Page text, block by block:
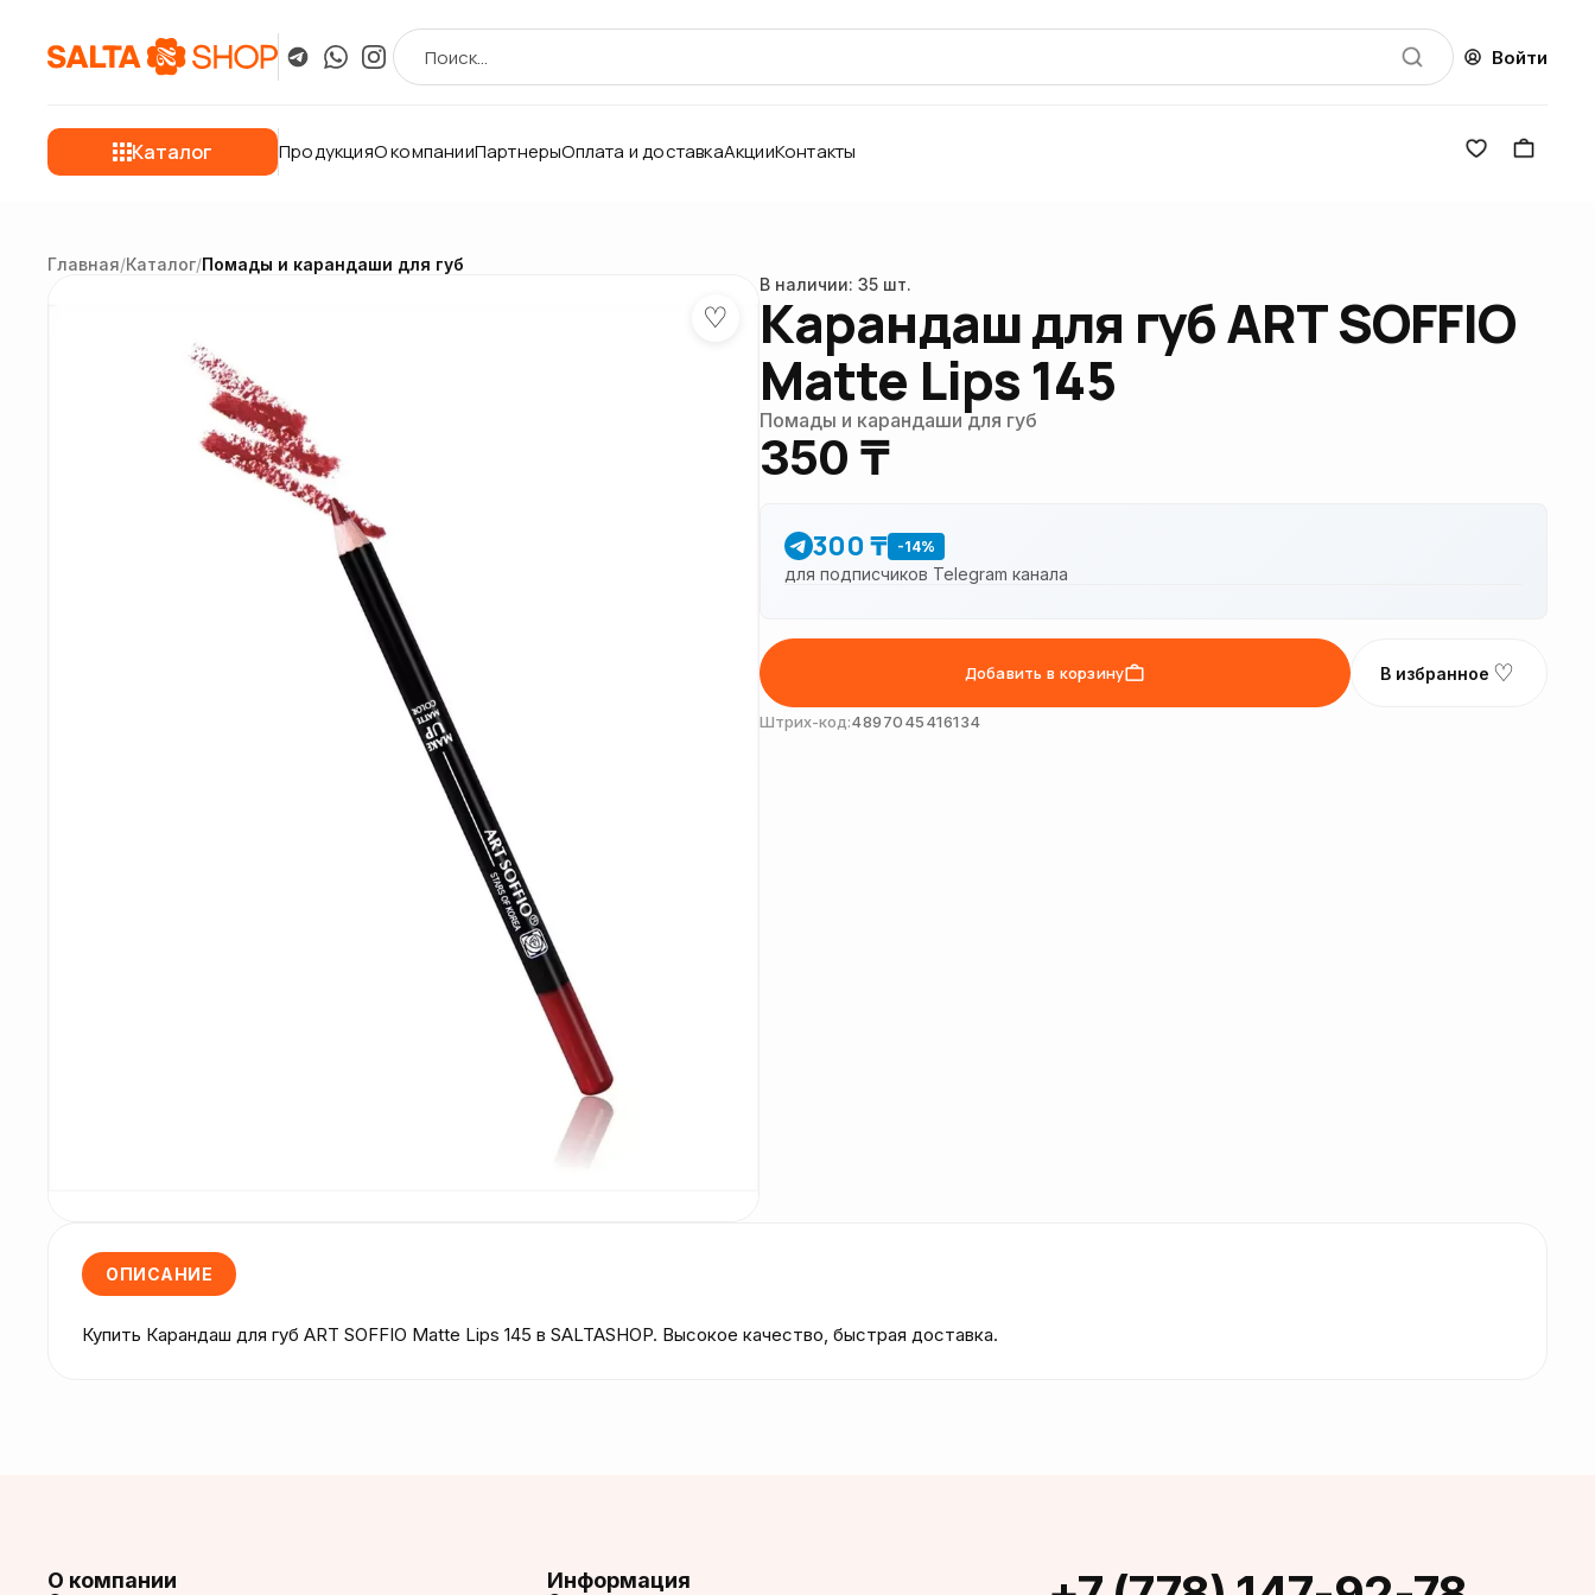
Войти
Каталог ПродукцияО компанииПартнерыОплата и доставкаАкцииКонтакты
Главная/Каталог/Помады и карандаши для губ
♡
В наличии: 35 шт.
Карандаш для губ ART SOFFIO
Matte Lips 145
Помады и карандаши для губ
350 ₸
300 ₸ -14%
для подписчиков Telegram канала
Добавить в корзину В избранное ♡
Штрих-код:4897045416134
ОПИСАНИЕ
Купить Карандаш для губ ART SOFFIO Matte Lips 145 в SALTASHOP. Высокое качество, быстрая доставка.
О компании Информация